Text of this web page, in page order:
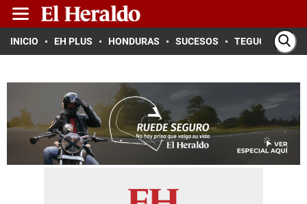
INICIO EH PLUS HONDURAS SUCESOS TEGUCIGALPA